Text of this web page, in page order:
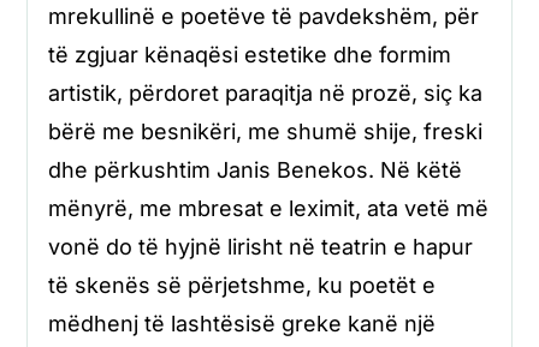
mrekullinë e poetëve të pavdekshëm, për
të zgjuar kënaqësi estetike dhe formim
artistik, përdoret paraqitja në prozë, siç ka
bërë me besnikëri, me shumë shije, freski
dhe përkushtim Janis Benekos. Në këtë
mënyrë, me mbresat e leximit, ata vetë më
vonë do të hyjnë lirisht në teatrin e hapur
të skenës së përjetshme, ku poetët e
mëdhenj të lashtësisë greke kanë një